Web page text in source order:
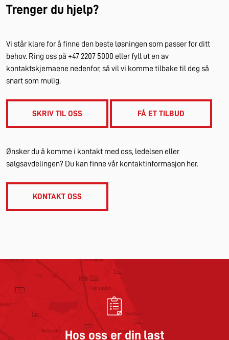
Trenger du hjelp?
Vi står klare for å finne den beste løsningen som passer for ditt
behov. Ring oss på +47 2207 5000 eller fyll ut en av
kontaktskjemaene nedenfor, så vil vi komme tilbake til deg så
snart som mulig.
SKRIV TIL OSS FÅ ET TILBUD
Ønsker du å komme i kontakt med oss, ledelsen eller
salgsavdelingen? Du kan finne vår kontaktinformasjon her.
KONTAKT OSS
Hos oss er din last